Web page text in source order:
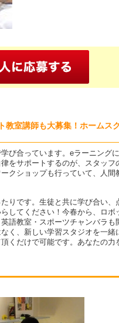
教室講師も大募集！ホームス
び合っています。eラーニング
をサポートするのが、スタッフ
クショップも行っていて、人間
りです。生徒と共に学び合い、
してください！今春から、ロ
語教室・スポーツチャンバラも
く、新しい学習スタジオを一緒
くだけで可能です。あなたの力